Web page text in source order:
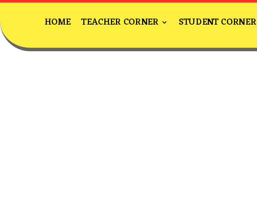
HOME TEACHER CORNER STUDENT CORNER